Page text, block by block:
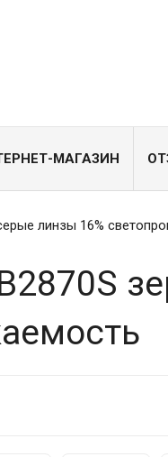
МАГАЗИН
линзы 16%